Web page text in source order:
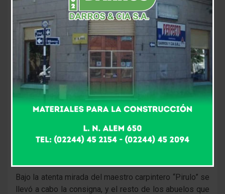
Arbolito de los
abuelos para el
Hospital
9 años atrás Fm Alpha
Taller que funciona en el Hogar “Rogelio Peña” con la
idea de generar un arbolito navideño artesanal para
Bajo la atenta mirada del maestro carpintero “Pirulo” se
llevó a cabo la consigna, y el resto de los abuelos que